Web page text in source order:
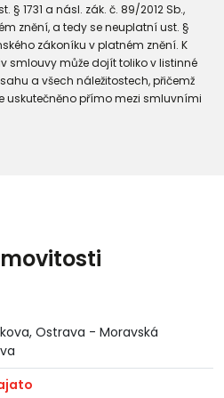
1731 a násl. zák. č. 89/2012 Sb.,
znění, a tedy se neuplatní ust. §
zákoníku v platném znění. K
smlouvy může dojít toliko v listinné
a všech náležitostech, přičemž
přímo mezi smluvními
Ostrava - Moravská